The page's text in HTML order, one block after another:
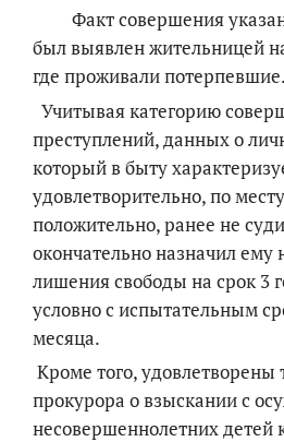
Факт совершения
был выявлен жительницей
где проживали потерпевшие.
Учитывая категорию
преступлений, данных о
который в быту
удовлетворительно, по
положительно, ранее не
окончательно назначил ему
лишения свободы на срок 3
условно с испытательным
месяца.
Кроме того, удовлетворены
прокурора о взыскании с
несовершеннолетних детей